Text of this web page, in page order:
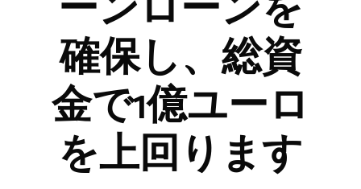
確保し、総資
金で1億ユーロ
を上回ります